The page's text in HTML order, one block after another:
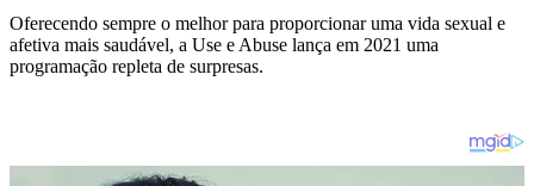
Oferecendo sempre o melhor para proporcionar uma vida sexual e
afetiva mais saudável, a Use e Abuse lança em 2021 uma
programação repleta de surpresas.